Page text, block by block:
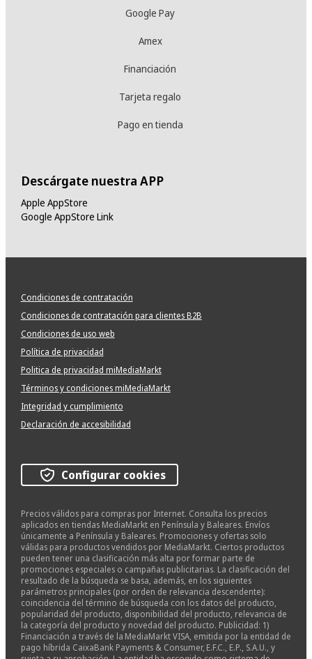
Google Pay
Amex
Financiación
Tarjeta regalo
Pago en tienda
Descárgate nuestra APP
Apple AppStore
Google AppStore Link
Condiciones de contratación
Condiciones de contratación para clientes B2B
Condiciones de uso web
Política de privacidad
Politica de privacidad miMediaMarkt
Términos y condiciones miMediaMarkt
Integridad y cumplimiento
Declaración de accesibilidad
Configurar cookies
Precios válidos para compras por Internet. Consulta los precios
aplicados en tiendas MediaMarkt en Península y Baleares. Envíos
únicamente a Península y Baleares. Promociones y ofertas solo
válidas para productos vendidos por MediaMarkt. Ciertos productos
pueden tener una clasificación más alta por formar parte de
promociones especiales o campañas publicitarias. La clasificación del
resultado de la búsqueda se basa, además, en los siguientes
parámetros principales (por orden de relevancia descendente):
coincidencia del término de búsqueda con los datos del producto,
popularidad del producto, disponibilidad del producto, relevancia de
la categoría del producto y novedad del producto. Publicidad: 1)
Financiación a través de la MediaMarkt VISA, emitida por la entidad de
pago híbrida CaixaBank Payments & Consumer, E.F.C., E.P., S.A.U., y